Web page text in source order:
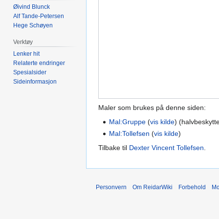
Maler som brukes på denne siden:
Mal:Gruppe (vis kilde)
Mal:Tollefsen (vis kilde)
Tilbake til Dexter Vincent Tollefsen
Øivind Blunck
Alf Tande-Petersen
Hege Schøyen
Verktøy
Lenker hit
Relaterte endringer
Spesialsider
Sideinformasjon
Personvern Om ReidarWiki Forbehold